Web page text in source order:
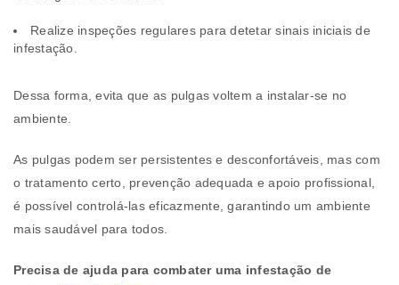
Realize inspeções regulares para detetar sinais iniciais de
infestação.
Dessa forma, evita que as pulgas voltem a instalar-se no
ambiente.
As pulgas podem ser persistentes e desconfortáveis, mas com
o tratamento certo, prevenção adequada e apoio profissional,
é possível controlá-las eficazmente, garantindo um ambiente
mais saudável para todos.
Precisa de ajuda para combater uma infestação de